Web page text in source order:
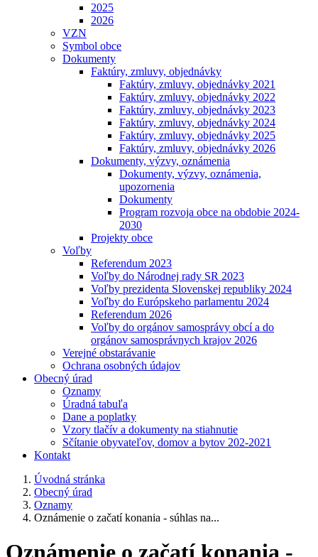
2025
2026
VZN
Symbol obce
Dokumenty
Faktúry, zmluvy, objednávky
Faktúry, zmluvy, objednávky 2021
Faktúry, zmluvy, objednávky 2022
Faktúry, zmluvy, objednávky 2023
Faktúry, zmluvy, objednávky 2024
Faktúry, zmluvy, objednávky 2025
Faktúry, zmluvy, objednávky 2026
Dokumenty, výzvy, oznámenia
Dokumenty, výzvy, oznámenia,
upozornenia
Dokumenty
Program rozvoja obce na obdobie 2024-
2030
Projekty obce
Voľby
Referendum 2023
Voľby do Národnej rady SR 2023
Voľby prezidenta Slovenskej republiky 2024
Voľby do Európskeho parlamentu 2024
Referendum 2026
Voľby do orgánov samosprávy obcí a do
orgánov samosprávnych krajov 2026
Verejné obstarávanie
Ochrana osobných údajov
Obecný úrad
Oznamy
Úradná tabuľa
Dane a poplatky
Vzory tlačív a dokumenty na stiahnutie
Sčítanie obyvateľov, domov a bytov 202-2021
Kontakt
Úvodná stránka
Obecný úrad
Oznamy
Oznámenie o začatí konania - súhlas na...